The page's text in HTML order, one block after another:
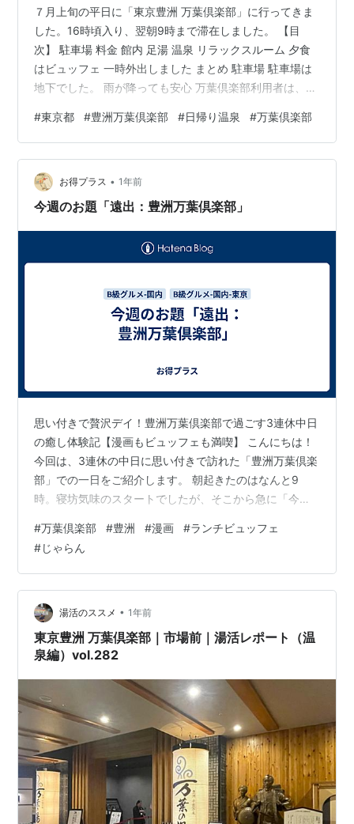
７月上旬の平日に「東京豊洲 万葉倶楽部」に行ってきま
した。16時頃入り、翌朝9時まで滞在しました。 【目
次】 駐車場 料金 館内 足湯 温泉 リラックスルーム 夕食
はビュッフェ 一時外出しました まとめ 駐車場 駐車場は
地下でした。 雨が降っても安心 万葉倶楽部利用者は、入
注意ください。7時間以降は追加料金が発生しますが、
「千客万来」を利用すると条件により無料になります。
また、深夜利用or宿泊利用すれば、+600円で最大20時間
までになりました 料金 マル得セット入館料：3,850円
（朝10:00〜深夜3:00）、深夜3時を少しでも過…
#東京都 #豊洲万葉倶楽部 #日帰り温泉 #万葉倶楽部
お得プラス • 1年前
今週のお題「遠出：豊洲万葉倶楽部」
思い付きで贅沢デイ！豊洲万葉倶楽部で過ごす3連休中日
の癒し体験記【漫画もビュッフェも満喫】 こんにちは！
今回は、3連休の中日に思い付きで訪れた「豊洲万葉倶楽
部」での一日をご紹介します。 朝起きたのはなんと9
時。寝坊気味のスタートでしたが、そこから急に「今日
片手に探し始めました。見つけたのは、前から気になっ
ていた東京・豊洲にある「万葉倶楽部」。しかも、じゃ
らん限定で【入浴＋ランチビュッフェ付き】の1日滞在プ
ランが1割引き！これは行くしかない！ 思い立ったが吉
日、そのまま10時スタートのプランを即予約して、急い
で支度。結果、朝から夜まで11時間以上…
#万葉倶楽部 #豊洲 #漫画 #ランチビュッフェ
#じゃらん
湯活のススメ • 1年前
東京豊洲 万葉倶楽部｜市場前｜湯活レポート（温
泉編）vol.282